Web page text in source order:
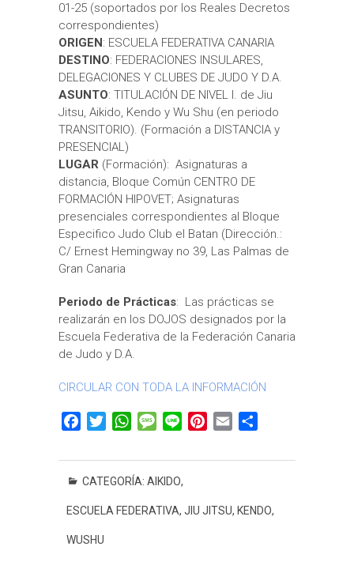
01-25 (soportados por los Reales Decretos
correspondientes)
ORIGEN: ESCUELA FEDERATIVA CANARIA
DESTINO: FEDERACIONES INSULARES,
DELEGACIONES Y CLUBES DE JUDO Y D.A.
ASUNTO: TITULACIÓN DE NIVEL I. de Jiu
Jitsu, Aikido, Kendo y Wu Shu (en periodo
TRANSITORIO). (Formación a DISTANCIA y
PRESENCIAL)
LUGAR (Formación): Asignaturas a
distancia, Bloque Común CENTRO DE
FORMACIÓN HIPOVET; Asignaturas
presenciales correspondientes al Bloque
Especifico Judo Club el Batan (Dirección.:
C/ Ernest Hemingway no 39, Las Palmas de
Gran Canaria
Periodo de Prácticas: Las prácticas se
realizarán en los DOJOS designados por la
Escuela Federativa de la Federación Canaria
de Judo y D.A.
CIRCULAR CON TODA LA INFORMACIÓN
c
e
o
o
i
t
e
W
a
t
A
M
s
s
g
n
n
r
a
m
r
CATEGORÍA: AIKIDO,
ESCUELA FEDERATIVA, JIU JITSU, KENDO,
WUSHU